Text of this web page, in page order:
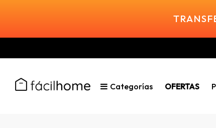
Categorías OFERTAS